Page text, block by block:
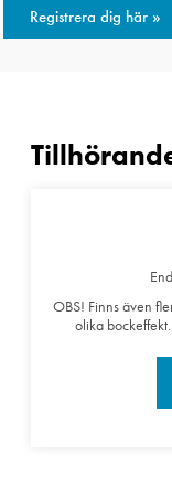
Registrera dig här »
OBS! Finns även
olika